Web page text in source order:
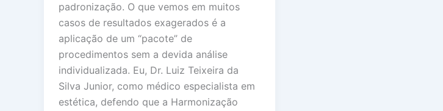
padronização. O que vemos em muitos
casos de resultados exagerados é a
aplicação de um “pacote” de
procedimentos sem a devida análise
individualizada. Eu, Dr. Luiz Teixeira da
Silva Junior, como médico especialista em
estética, defendo que a Harmonização